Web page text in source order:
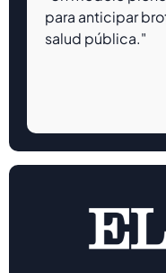
para anticipar
salud pública."